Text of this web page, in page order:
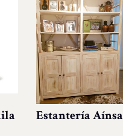
Estantería Aínsa